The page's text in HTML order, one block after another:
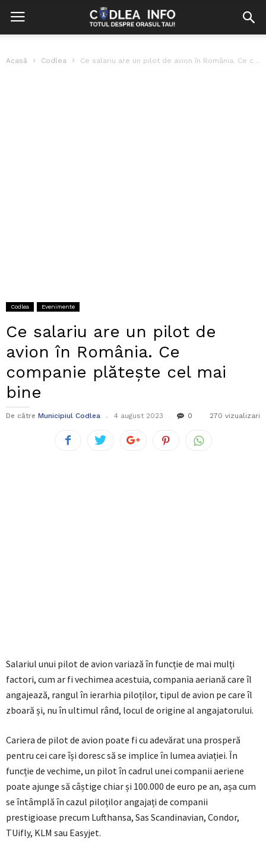
Acasă Codlea Ce salariu are un pilot de avion în România. Ce companie plătește...
Codlea Evenimente
Ce salariu are un pilot de
avion în România. Ce
companie plătește cel mai
bine
De către Municipiul Codlea 4 august 2023 0 270 vizualizari
Salariul unui pilot de avion variază în funcție de mai mulți
factori, cum ar fi vechimea acestuia, compania aeriană care îl
angajează, rangul în ierarhia piloților, tipul de avion pe care îl
zboară și, nu în ultimul rând, locul de origine al angajatorului.
Cariera de pilot de avion poate fi cu adevărat una prosperă
pentru cei care își doresc să se implice în lumea aviației. În
funcție de vechime, un pilot în cadrul unei companii aeriene
poate ajunge să câștige chiar și 100.000 de euro pe an, așa cum
se întâmplă în cazul piloților angajați de companii
prestigioase precum Lufthansa, Sas Scandinavian, Condor,
TUifly, KLM sau Easyjet.